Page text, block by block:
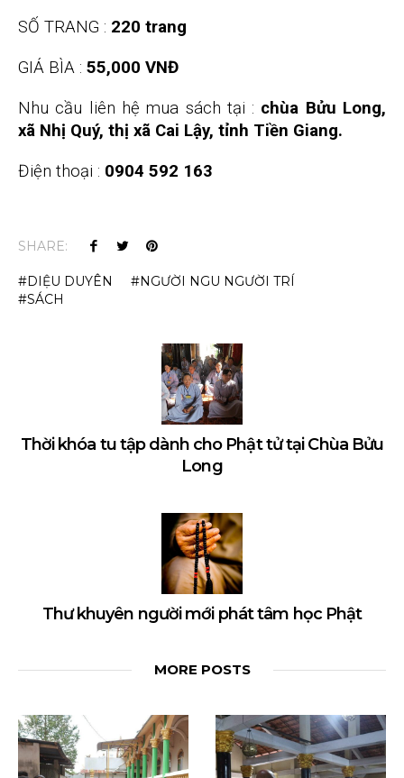
SỐ TRANG : 220 trang
GIÁ BÌA : 55,000 VNĐ
Nhu cầu liên hệ mua sách tại : chùa Bửu Long,
xã Nhị Quý, thị xã Cai Lậy, tỉnh Tiền Giang.
Điện thoại : 0904 592 163
SHARE:
DIỆU DUYÊN
NGƯỜI NGU NGƯỜI TRÍ
SÁCH
Thời khóa tu tập dành cho Phật tử tại Chùa Bửu
Long
Thư khuyên người mới phát tâm học Phật
MORE POSTS